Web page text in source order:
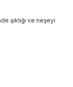
şıklığı ve neşeyi